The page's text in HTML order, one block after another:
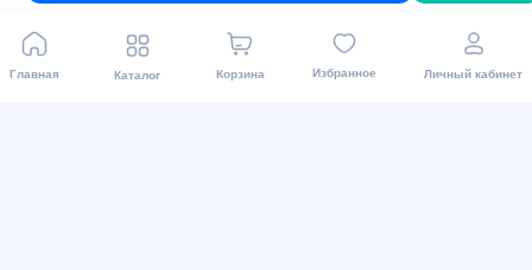
Главная Каталог Корзина Избранное Личный кабинет